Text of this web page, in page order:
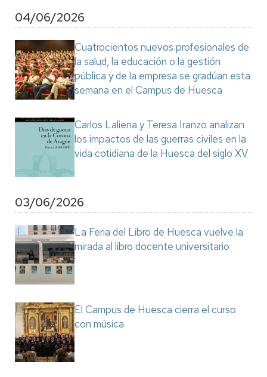
04/06/2026
Cuatrocientos nuevos profesionales de
la salud, la educación o la gestión
pública y de la empresa se gradúan esta
semana en el Campus de Huesca
Carlos Laliena y Teresa Iranzo analizan
los impactos de las guerras civiles en la
vida cotidiana de la Huesca del siglo XV
03/06/2026
La Feria del Libro de Huesca vuelve la
mirada al libro docente universitario
El Campus de Huesca cierra el curso
con música